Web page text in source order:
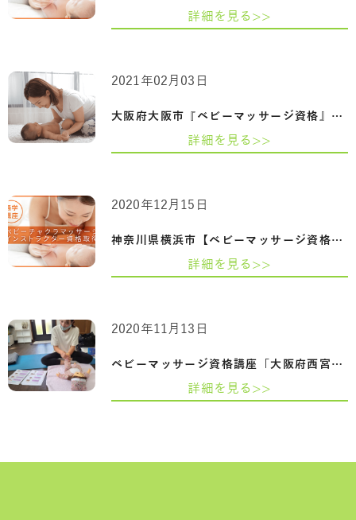
詳細を見る>>
大阪府大阪市『ベビーマッサージ資格』赤…
2021年02月03日
詳細を見る>>
神奈川県横浜市【ベビーマッサージ資格】…
2020年12月15日
詳細を見る>>
ベビーマッサージ資格講座「大阪府西宮市…
2020年11月13日
詳細を見る>>